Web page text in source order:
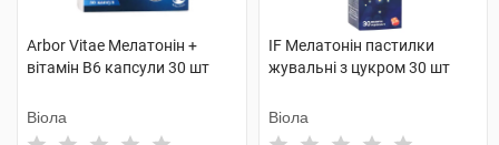
Arbor Vitae Мелатонін +
вітамін В6 капсули 30 шт
Віола
IF Мелатонін пастилки
жувальні з цукром 30 шт
Віола